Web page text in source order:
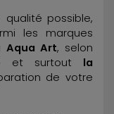
possible,
les marques
Aqua Art, selon
et surtout la
de votre